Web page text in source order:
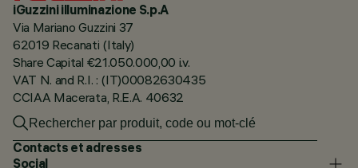
iGuzzini illuminazione S.p.A
Via Mariano Guzzini 37
62019 Recanati (Italy)
Share Capital €21.050.000,00 i.v.
VAT N. and R.I. : (IT)00082630435
CCIAA Macerata, R.E.A. 40632
Contacts et adresses
Social